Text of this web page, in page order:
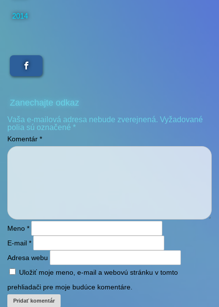
2014
Zanechajte odkaz
Vaša e-mailová adresa nebude zverejnená. Vyžadované
polia sú označené *
Komentár *
Meno *
E-mail *
Adresa webu
Uložiť moje meno, e-mail a webovú stránku v tomto
prehliadači pre moje budúce komentáre.